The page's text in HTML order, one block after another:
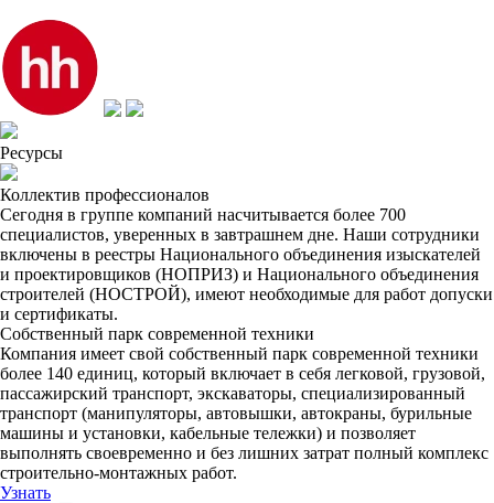
Ресурсы
Коллектив профессионалов
Сегодня в группе компаний насчитывается более 700
специалистов, уверенных в завтрашнем дне. Наши сотрудники
включены в реестры Национального объединения изыскателей
и проектировщиков (НОПРИЗ) и Национального объединения
строителей (НОСТРОЙ), имеют необходимые для работ допуски
и сертификаты.
Собственный парк современной техники
Компания имеет свой собственный парк современной техники
более 140 единиц, который включает в себя легковой, грузовой,
пассажирский транспорт, экскаваторы, специализированный
транспорт (манипуляторы, автовышки, автокраны, бурильные
машины и установки, кабельные тележки) и позволяет
выполнять своевременно и без лишних затрат полный комплекс
строительно-монтажных работ.
Узнать